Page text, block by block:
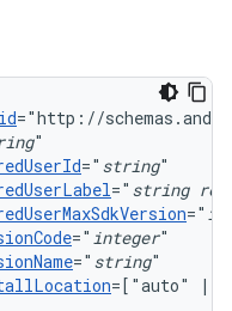
=" string
=" string
="
=" integer
=" string
=["auto" |